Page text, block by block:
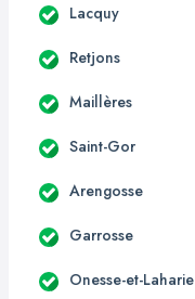
Lacquy
Retjons
Maillères
Saint-Gor
Arengosse
Garrosse
Onesse-et-Laharie